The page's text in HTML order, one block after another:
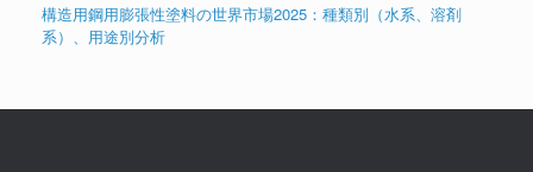
構造用鋼用膨張性塗料の世界市場2025：種類別（水系、溶剤
系）、用途別分析